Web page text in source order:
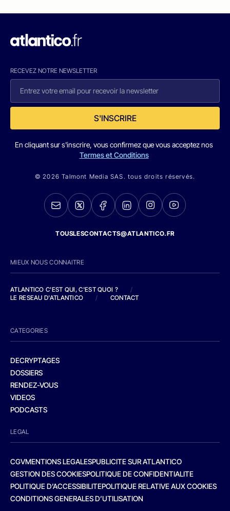
RECEVEZ NOTRE NEWSLETTER
S'INSCRIRE
En cliquant sur s'inscrire, vous confirmez que vous acceptez nos
Termes et Conditions
© 2026 Talmont Media SAS. tous droits réservés.
TOUSLESCONTACTS@ATLANTICO.FR
MIEUX NOUS CONNAITRE
ATLANTICO C'EST QUI, C'EST QUOI ?
/
LE RESEAU D'ATLANTICO
/ CONTACT
CATEGORIES
DECRYPTAGES
DOSSIERS
RENDEZ-VOUS
VIDEOS
PODCASTS
LEGAL
CGVMENTIONS LEGALESPUBLICITE SUR ATLANTICO
GESTION DES COOKIESPOLITIQUE DE CONFIDENTIALITE
POLITIQUE D’ACCESSIBILITEPOLITIQUE RELATIVE AUX COOKIES
CONDITIONS GENERALES D’UTILISATION